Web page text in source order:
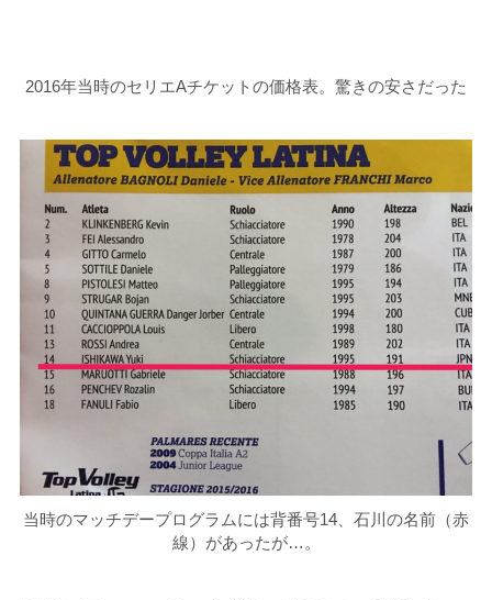
2016年当時のセリエAチケットの価格表。驚きの安さだった
当時のマッチデープログラムには背番号14、石川の名前（赤
線）があったが…。